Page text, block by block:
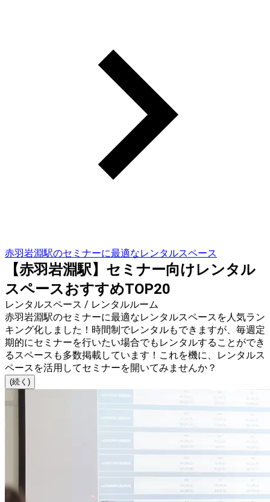
赤羽岩淵駅のセミナーに最適なレンタルスペース
【赤羽岩淵駅】セミナー向けレンタル
スペースおすすめTOP20
レンタルスペース / レンタルルーム
赤羽岩淵駅のセミナーに最適なレンタルスペースを人気ラン
キング化しました！時間制でレンタルもできますが、毎週定
期的にセミナーを行いたい場合でもレンタルすることができ
るスペースも多数掲載しています！これを機に、レンタルス
ペースを活用してセミナーを開いてみませんか？
(続く)